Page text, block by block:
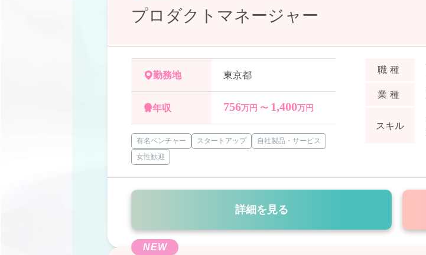
プロダクトマネージャー
勤務地 東京都
年収 756万円 〜 1,400万円
有名ベンチャー スタートアップ
自社製品・サービス
女性歓迎
職種
業種
スキル
詳細を見る
NEW